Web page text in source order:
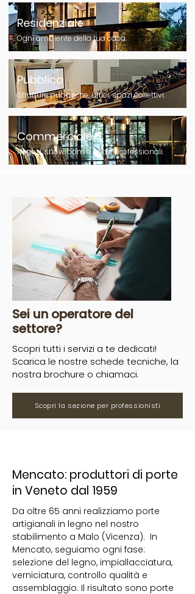
Residenziale
Ogni ambiente della tua casa.
Pubblico
Strutture pubbliche, uffici, spazi collettivi.
Commerciale
Negozi, showroom e spazi professionali.
Sei un operatore del
settore?
Scopri tutti i servizi a te dedicati!
Scarica le nostre schede tecniche, la
nostra brochure o chiamaci.
Scopri la sezione per professionisti
Mencato: produttori di porte
in Veneto dal 1959
Da oltre 65 anni realizziamo porte
artigianali in legno nel nostro
stabilimento a Malo (Vicenza). In
Mencato, seguiamo ogni fase:
selezione del legno, impiallacciatura,
verniciatura, controllo qualità e
assemblaggio. Il risultato sono porte